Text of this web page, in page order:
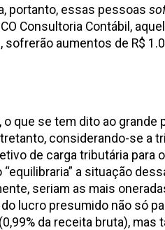
portanto, essas pessoas
Consultoria Contábil,
sofrerão aumentos de R$
que se tem dito ao grande
considerando-se a
de carga tributária para
a situação
seriam as mais
lucro presumido não só
da receita bruta), mas